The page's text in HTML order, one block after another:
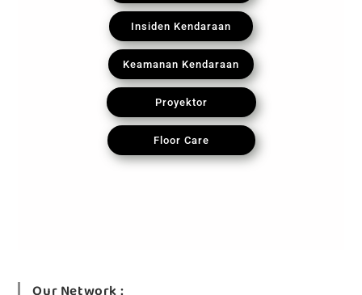
Insiden Kendaraan
Keamanan Kendaraan
Proyektor
Floor Care